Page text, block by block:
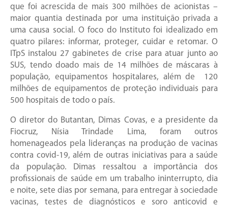
que foi acrescida de mais 300 milhões de acionistas –
maior quantia destinada por uma instituição privada a
uma causa social. O foco do Instituto foi idealizado em
quatro pilares: informar, proteger, cuidar e retomar. O
ITpS instalou 27 gabinetes de crise para atuar junto ao
SUS, tendo doado mais de 14 milhões de máscaras à
população, equipamentos hospitalares, além de 120
milhões de equipamentos de proteção individuais para
500 hospitais de todo o país.
O diretor do Butantan, Dimas Covas, e a presidente da
Fiocruz, Nísia Trindade Lima, foram outros
homenageados pela lideranças na produção de vacinas
contra covid-19, além de outras iniciativas para a saúde
da população. Dimas ressaltou a importância dos
profissionais de saúde em um trabalho ininterrupto, dia
e noite, sete dias por semana, para entregar à sociedade
vacinas, testes de diagnósticos e soro anticovid e